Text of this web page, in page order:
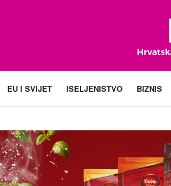
EU I SVIJET ISELJENIŠTVO BIZNIS